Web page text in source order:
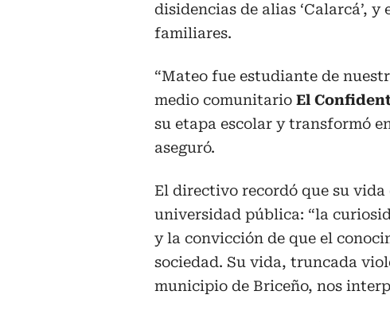
disidencias de alias ‘Calarcá’,
familiares.
“Mateo fue estudiante de
medio comunitario El
su etapa escolar y transformó
aseguró.
El directivo recordó que su
universidad pública: “la
y la convicción de que el
sociedad. Su vida, truncada
municipio de Briceño, nos